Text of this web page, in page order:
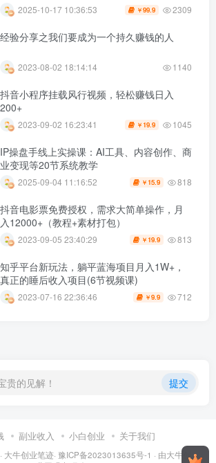
2025-10-17 10:36:53 ￥99.9 2309
经验分享之我们要成为一个持久赚钱的人
2023-08-02 18:14:14 1140
抖音小程序挂载风行视频，轻松赚钱日入
200+
2023-09-02 16:23:41 ￥ 19.9 1045
IP操盘手线上实操课：AI工具、内容创作、商
业变现等20节系统教学
2025-09-04 11:16:52 ￥ 15.9 818
抖音电影票免费授权，需求大简单操作，月
入12000+（教程+素材打包）
2023-09-05 23:40:29 ￥ 19.9 813
知乎平台新玩法，躺平蓝海项目月入1W+，
真正的睡后收入项目(6节视频课)
2023-07-16 22:36:46 ￥9.9 712
贵的见解！ 提交
副业收入 小白创业 关于我们
大牛创业笔迹· 豫ICP备2023013635号-1 · 由大牛创